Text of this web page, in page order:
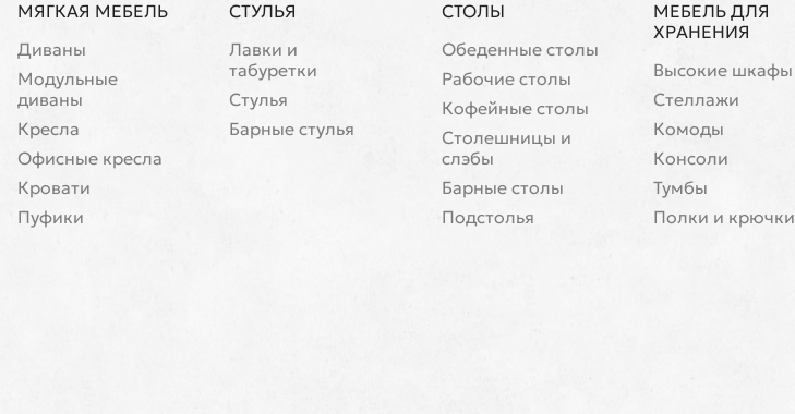
МЯГКАЯ МЕБЕЛЬ
Диваны
Модульные
диваны
Кресла
Офисные кресла
Кровати
Пуфики
СТУЛЬЯ
Лавки и
табуретки
Стулья
Барные стулья
СТОЛЫ
Обеденные столы
Рабочие столы
Кофейные столы
Cтолешницы и
слэбы
Барные столы
Подстолья
МЕБЕЛЬ ДЛЯ
ХРАНЕНИЯ
Высокие шкафы
Стеллажи
Комоды
Консоли
Тумбы
Полки и крючки